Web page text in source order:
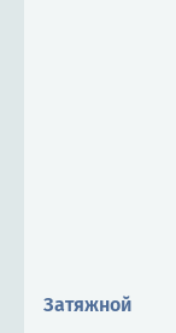
Затяжной